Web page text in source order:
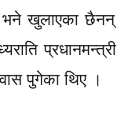
खुलाएका छैनन् ।
पुगेका थिए ।